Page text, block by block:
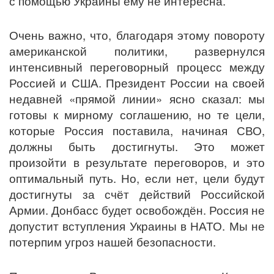
Очень важно, что, благодаря этому повороту
американской политики, развернулся
интенсивный переговорный процесс между
Россией и США. Президент России на своей
недавней «прямой линии» ясно сказал: мы
готовы к мирному соглашению, но те цели,
которые Россия поставила, начиная СВО,
должны быть достигнуты. Это может
произойти в результате переговоров, и это
оптимальный путь. Но, если нет, цели будут
достигнуты за счёт действий Российской
Армии. Донбасс будет освобождён. Россия не
допустит вступления Украины в НАТО. Мы не
потерпим угроз нашей безопасности.